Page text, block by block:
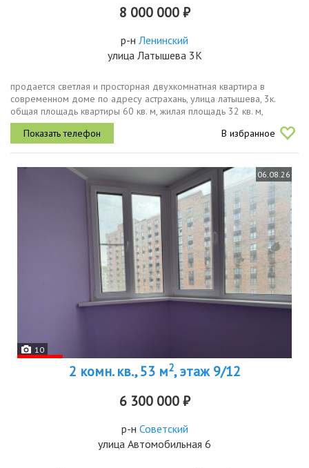
8 000 000 ₽
р-н Ленинский
улица Латышева 3К
продается светлая и просторная двухкомнатная квартира в
современном доме по адресу астрахань, улица латышева, 3к.
общая площадь квартиры 60 кв. м, жилая площадь 32 кв. м,
площадь кухни 9 кв. м. квартира расположена на 16 этаже
17этажного дома,...
В избранное
06.08.26
10
2 комн. кв., 53 м2, этаж 9/12
6 300 000 ₽
р-н Советский
улица Автомобильная 6